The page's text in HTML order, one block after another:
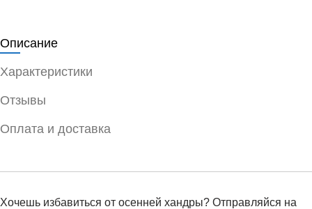
Описание
Характеристики
Отзывы
Оплата и доставка
Хочешь избавиться от осенней хандры? Отправляйся на